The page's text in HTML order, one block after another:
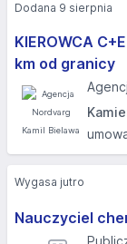
KIEROWCA
km od granicy
Dodana 9 sierpnia
Nauczyciel
Wygasa jutro